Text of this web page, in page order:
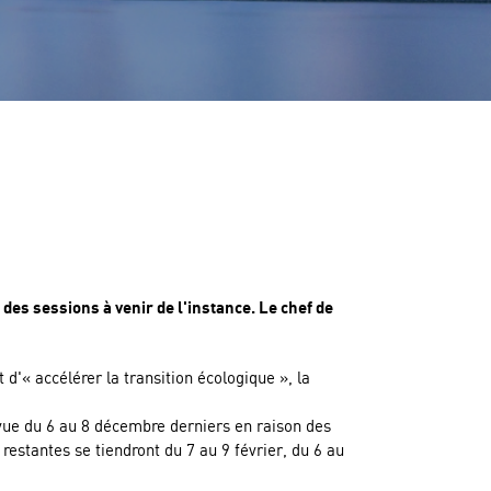
sessions à venir de l'instance. Le chef de
d'« accélérer la transition écologique », la
du 6 au 8 décembre derniers en raison des
se tiendront du 7 au 9 février, du 6 au